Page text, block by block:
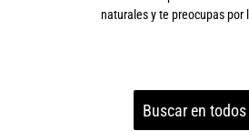
naturales y te preocupas por